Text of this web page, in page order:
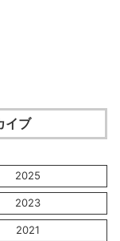
イブ
2025
2023
2021